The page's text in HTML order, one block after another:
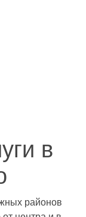
в
районов